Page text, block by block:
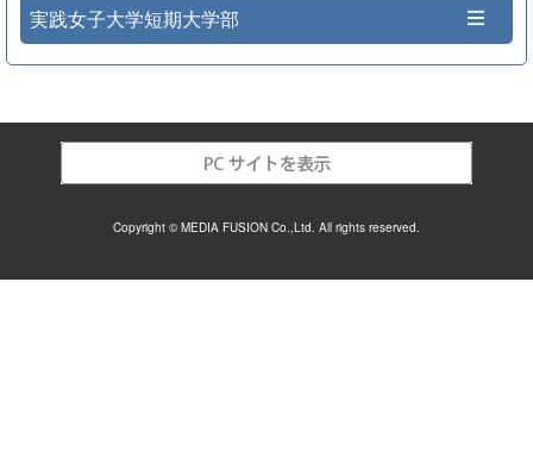
実践女子大学短期大学部
Copyright © MEDIA FUSION Co.,Ltd. All rights reserved.